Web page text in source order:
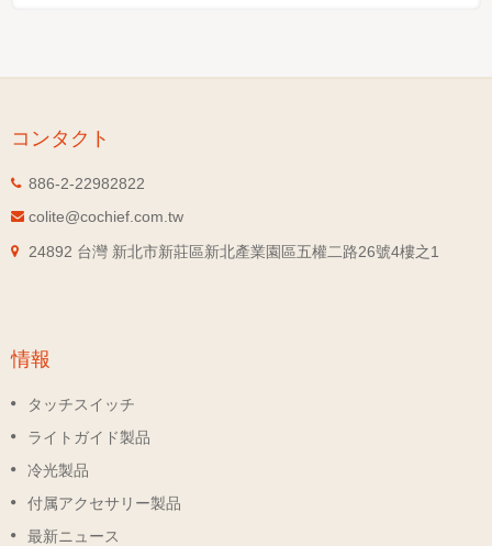
コンタクト
886-2-22982822
colite@cochief.com.tw
24892 台灣 新北市新莊區新北產業園區五權二路26號4樓之1
情報
タッチスイッチ
ライトガイド製品
冷光製品
付属アクセサリー製品
最新ニュース